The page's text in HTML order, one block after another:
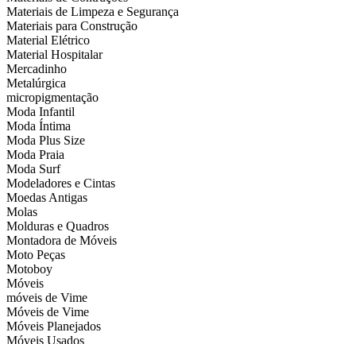
Materiais de Limpeza e Segurança
Materiais para Construção
Material Elétrico
Material Hospitalar
Mercadinho
Metalúrgica
micropigmentação
Moda Infantil
Moda Íntima
Moda Plus Size
Moda Praia
Moda Surf
Modeladores e Cintas
Moedas Antigas
Molas
Molduras e Quadros
Montadora de Móveis
Moto Peças
Motoboy
Móveis
móveis de Vime
Móveis de Vime
Móveis Planejados
Móveis Usados